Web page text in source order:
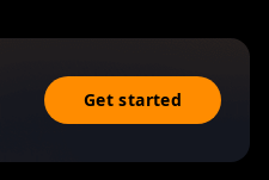
Get started